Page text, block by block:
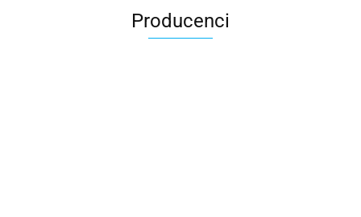
Producenci